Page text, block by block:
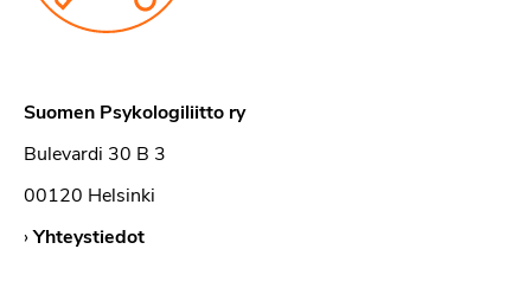
Suomen Psykologiliitto ry
Bulevardi 30 B 3
00120 Helsinki
›Yhteystiedot